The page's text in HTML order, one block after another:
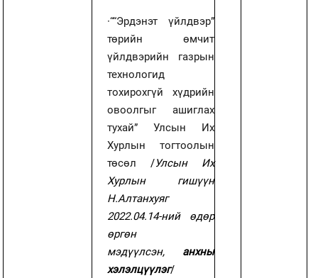
·““Эрдэнэт үйлдвэр”
төрийн өмчит
үйлдвэрийн газрын
технологид
тохирохгүй хүдрийн
овоолгыг ашиглах
тухай” Улсын Их
Хурлын тогтоолын
төсөл /Улсын Их
Хурлын гишүүн
Н.Алтанхуяг
2022.04.14-ний өдөр
өргөн
мэдүүлсэн, анхны
хэлэлцүүлэг/